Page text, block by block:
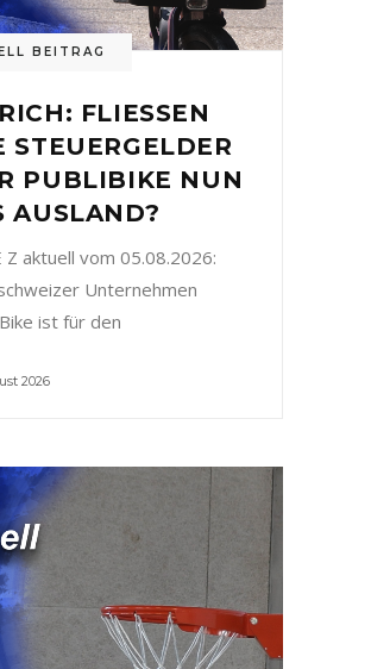
BEITRAG
FLIESSEN
STEUERGELDER
PUBLIBIKE NUN
AUSLAND?
Z aktuell vom 05.08.2026:
Unternehmen
ist für den
2026